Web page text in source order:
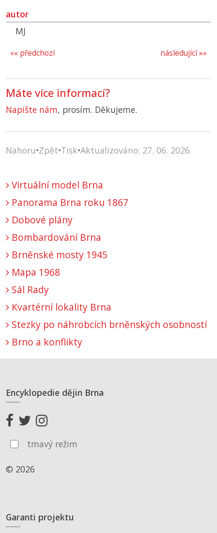
autor
MJ
následující »»
«« předchozí
Máte více informací?
Napište nám, prosím. Děkujeme.
Nahoru•Zpět•Tisk•Aktualizováno: 27. 06. 2026
Virtuální model Brna
Panorama Brna roku 1867
Dobové plány
Bombardování Brna
Brněnské mosty 1945
Mapa 1968
Sál Rady
Kvartérní lokality Brna
Stezky po náhrobcích brněnských osobností
Brno a konflikty
Encyklopedie dějin Brna
tmavý režim
© 2026
Garanti projektu